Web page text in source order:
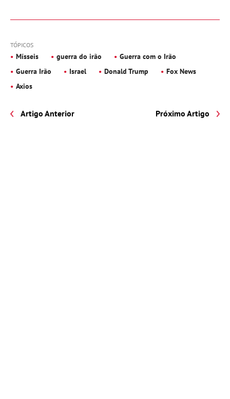
TÓPICOS
Mísseis guerra do irão
Guerra com o Irão
Guerra Irão
Israel Donald Trump
Fox News
Axios
Artigo Anterior Próximo Artigo